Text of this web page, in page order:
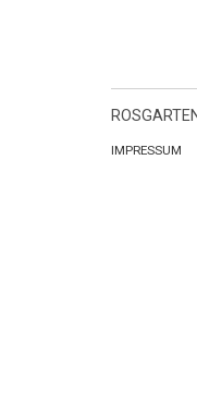
IMPRESSUM